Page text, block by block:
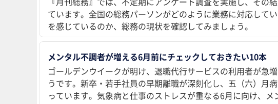
ています。全国の総務パーソンがどのように業務に対応して
を感じているのか、総務の現状を確認してみましょう。
メンタル不調者が増える6月前にチェックしておきたい10本
ゴールデンウイークが明け、退職代行サービスの利用者が急
うです。新卒・若手社員の早期離職が深刻化し、五（六）月
っています。気象病と仕事のストレスが重なる6月に向け、メ